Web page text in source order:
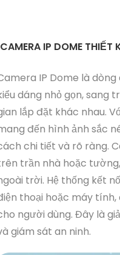
CAMERA IP DOME THIẾT
IP Dome là
dáng nhỏ gọn, sang
lắp đặt khác nhau.
đến hình ảnh sắc
chi tiết và rõ ràng.
trần nhà hoặc
trời. Hệ thống kết
thoại hoặc máy
người dùng. Đây là
giám sát an ninh.